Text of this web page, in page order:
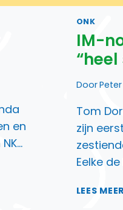
en
ONK
IM-
Door
Tom
zijn
Eelke
LEES MEER